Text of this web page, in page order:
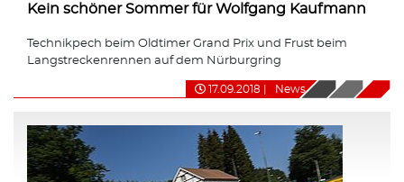
Kein schöner Sommer für Wolfgang Kaufmann
Technikpech beim Oldtimer Grand Prix und Frust beim
Langstreckenrennen auf dem Nürburgring
17.09.2018 News